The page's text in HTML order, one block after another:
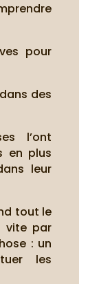
pour
des
l’ont
en plus
leur
tout le
vite par
: un
les